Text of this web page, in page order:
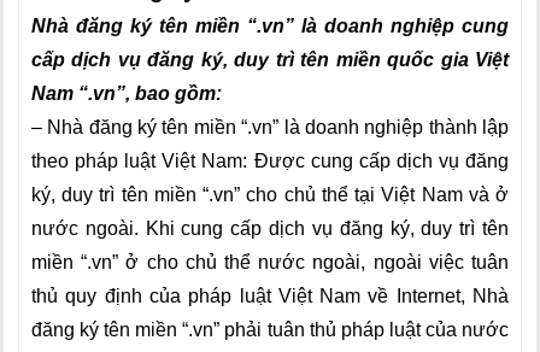
Nhà đăng ký tên miền “.vn” là doanh nghiệp cung
cấp dịch vụ đăng ký, duy trì tên miền quốc gia Việt
Nam “.vn”, bao gồm:
– Nhà đăng ký tên miền “.vn” là doanh nghiệp thành lập
theo pháp luật Việt Nam: Được cung cấp dịch vụ đăng
ký, duy trì tên miền “.vn” cho chủ thể tại Việt Nam và ở
nước ngoài. Khi cung cấp dịch vụ đăng ký, duy trì tên
miền “.vn” ở cho chủ thể nước ngoài, ngoài việc tuân
thủ quy định của pháp luật Việt Nam về Internet, Nhà
đăng ký tên miền “.vn” phải tuân thủ pháp luật của nước